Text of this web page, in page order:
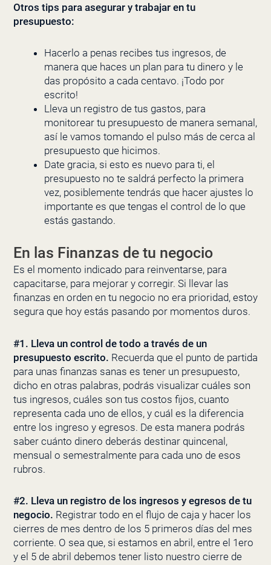
Otros tips para asegurar y trabajar en tu
presupuesto:
Hacerlo a penas recibes tus ingresos, de
manera que haces un plan para tu dinero y le
das propósito a cada centavo. ¡Todo por
escrito!
Lleva un registro de tus gastos, para
monitorear tu presupuesto de manera semanal,
así le vamos tomando el pulso más de cerca al
presupuesto que hicimos.
Date gracia, si esto es nuevo para ti, el
presupuesto no te saldrá perfecto la primera
vez, posiblemente tendrás que hacer ajustes lo
importante es que tengas el control de lo que
estás gastando.
En las Finanzas de tu negocio
Es el momento indicado para reinventarse, para
capacitarse, para mejorar y corregir. Si llevar las
finanzas en orden en tu negocio no era prioridad, estoy
segura que hoy estás pasando por momentos duros.
#1. Lleva un control de todo a través de un
presupuesto escrito. Recuerda que el punto de partida
para unas finanzas sanas es tener un presupuesto,
dicho en otras palabras, podrás visualizar cuáles son
tus ingresos, cuáles son tus costos fijos, cuanto
representa cada uno de ellos, y cuál es la diferencia
entre los ingreso y egresos. De esta manera podrás
saber cuánto dinero deberás destinar quincenal,
mensual o semestralmente para cada uno de esos
rubros.
#2. Lleva un registro de los ingresos y egresos de tu
negocio. Registrar todo en el flujo de caja y hacer los
cierres de mes dentro de los 5 primeros días del mes
corriente. O sea que, si estamos en abril, entre el 1ero
y el 5 de abril debemos tener listo nuestro cierre de